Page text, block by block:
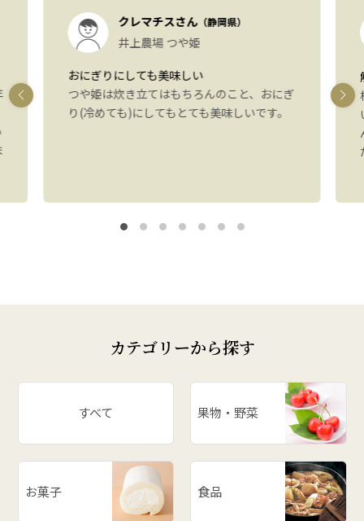
クレマチスさん（静岡県）
井上農場 つや姫
おにぎりにしても美味しい
つや姫は炊き立てはもちろんのこと、おにぎ
り(冷めても)にしてもとても美味しいです。
カテゴリーから探す
すべて 果物・野菜
お菓子 食品